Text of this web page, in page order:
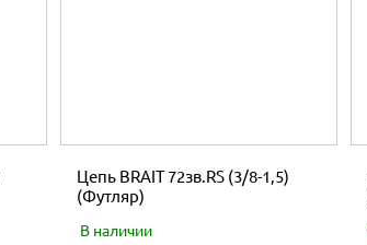
Цепь BRAIT 72зв.RS (3/8-1,5)
(Футляр)
В наличии